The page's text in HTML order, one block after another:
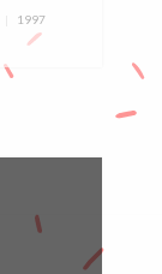
1997